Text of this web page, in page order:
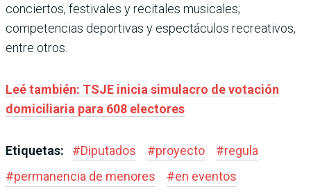
conciertos, festivales y recitales musicales;
competencias deportivas y espectáculos recreativos,
entre otros.
Leé también: TSJE inicia simulacro de votación
domiciliaria para 608 electores
Etiquetas: #Diputados #proyecto #regula
#permanencia de menores #en eventos